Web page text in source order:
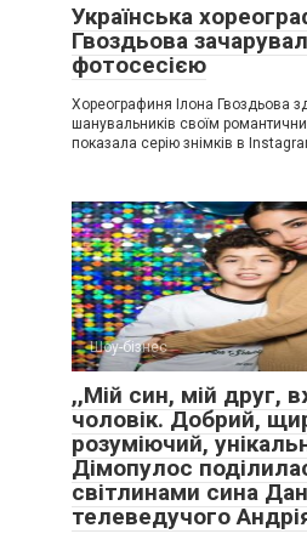
Українська
Гвоздьова
фотосесією
Хореографиня Ілона Гвоздьова
шанувальників своїм
показала серію знімків в
Шоу-бізнес
,,Мій син, мій друг,
чоловік. Добрий,
розуміючий,
Дімопулос
світлинами сина
телеведучого